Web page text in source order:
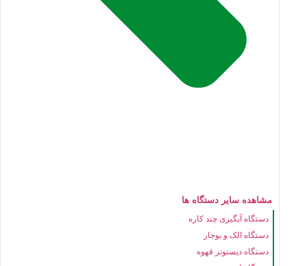
مشاهده سایر دستگاه ها
دستگاه آبگیری چند کاره
دستگاه الک و بوجار
دستگاه دیستونر قهوه